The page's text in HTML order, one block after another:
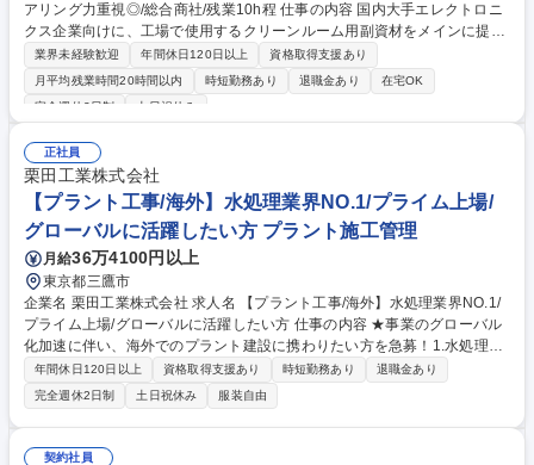
アリング力重視◎/総合商社/残業10h程 仕事の内容 国内大手エレクトロニ
クス企業向けに、工場で使用するクリーンルーム用副資材をメインに提案
営業をご担当。カタログはなく顧客のニーズをヒアリングし、最適な製品
をコーディネートして頂ける営業です。 【具体的な業務内容】 ■国内大手
エレクトロニクス企業へのソリューション営業 ■海外サプライヤー担当
開発 ＊当社は国内営業。既存顧客への新規アプローチ等を行っていただく
想定。 ＊月複数回の国内出張有（1回の出張日数3日程度） 募集職種 【東
京/深耕営業(CT)】業界経験不問/ヒアリング力重視◎/総合商社/残業10h程
業界未経験歓迎 年間休日120日以上
資格取得支援あり
月平均残業時間20時間以内
時短勤務あり 退職金あり
在宅OK
完全週休2日制
土日祝休み
正社員
栗田工業株式会社
【プラント工事/海外】水処理業界NO.1/プライム上場/
グローバルに活躍したい方 プラント施工管理
月給36万4100円以上
東京都三鷹市
企業名 栗田工業株式会社 求人名 【プラント工事/海外】水処理業界NO.1/
プライム上場/グローバルに活躍したい方 仕事の内容 ★事業のグローバル
化加速に伴い、海外でのプラント建設に携わりたい方を急募！1.水処理プ
ラントの建設の現場監督（安全、品質、工程、原価管理）2.水処理プラン
トの試運転の実施 【やりがい】1.現場監督という立場から、関係各社、社
内関係者を率いて、一つの大きなプラントを作り上げる仕事です。多くの
人と力を合わせて、何か大きなものを作り上げる達成感を味わえることが
大きな魅力です。２.工事現場監督でありながら、『試運転を自ら行うエン
年間休日120日以上 資格取得支援あり 時短勤務あり
退職金あり
完全週休2日制
土日祝休み 服装自由
契約社員